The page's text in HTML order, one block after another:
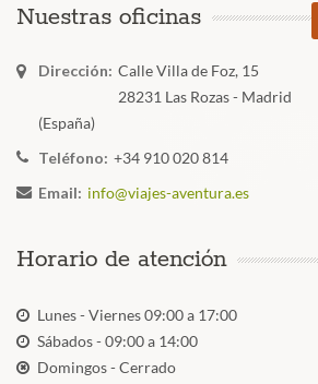
Nuestras oficinas
Dirección: Calle Villa de Foz, 15
28231 Las Rozas - Madrid
(España)
Teléfono: +34 910 020 814
Email: info@viajes-aventura.es
Horario de atención
Lunes - Viernes 09:00 a 17:00
Sábados - 09:00 a 14:00
Domingos - Cerrado